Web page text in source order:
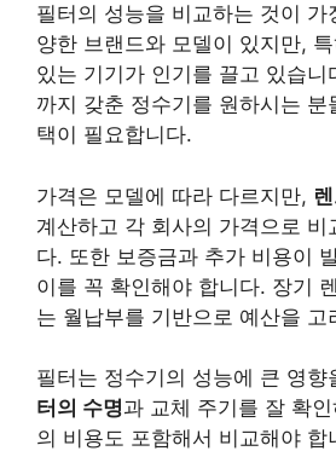
필터의 성능을 비교하는 것이 가
양한 브랜드와 모델이 있지만,
있는 기기가 인기를 끌고 있습니
까지 갖춘 정수기를 원하시는 분
택이 필요합니다.
가격은 모델에 따라 다르지만,
계산하고 각 회사의 가격으로 비
다. 또한 보증금과 추가 비용이
이를 꼭 확인해야 합니다. 장기
는 월납부를 기반으로 예산을 고
필터는 정수기의 성능에 큰 영향
터의 수명과 교체 주기를 잘 확
의 비용도 포함해서 비교해야 합